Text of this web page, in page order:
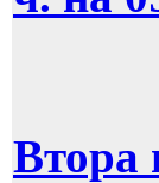
Втора